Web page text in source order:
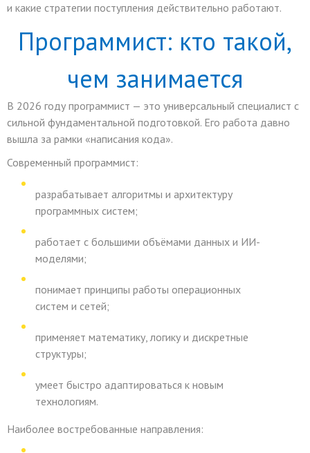
и какие стратегии поступления действительно работают.
Программист: кто такой,
чем занимается
В 2026 году программист — это универсальный специалист с
сильной фундаментальной подготовкой. Его работа давно
вышла за рамки «написания кода».
Современный программист:
разрабатывает алгоритмы и архитектуру
программных систем;
работает с большими объёмами данных и ИИ-
моделями;
понимает принципы работы операционных
систем и сетей;
применяет математику, логику и дискретные
структуры;
умеет быстро адаптироваться к новым
технологиям.
Наиболее востребованные направления: